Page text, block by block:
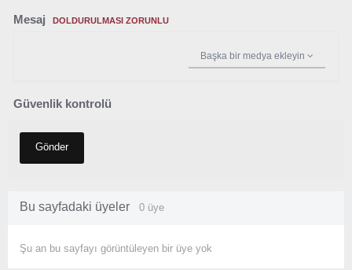
Mesaj DOLDURULMASI ZORUNLU
Başka bir medya ekleyin
Güvenlik kontrolü
Gönder
Bu sayfadaki üyeler 0 üye
Şu an bu sayfayı görüntüleyen bir üye yok